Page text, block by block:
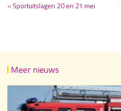
« Sportuitslagen 20 en 21 mei
Meer nieuws